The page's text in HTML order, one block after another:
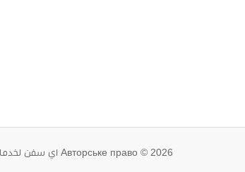
Авторське право © 2026 اي سفن لخدمات الويب. Всі права захищені.